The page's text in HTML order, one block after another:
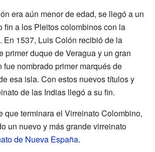
era aún menor de edad, se llegó a un
fin a los Pleitos colombinos con la
En 1537, Luis Colón recibió de la
primer duque de Veragua y un gran
fue nombrado primer marqués de
esa isla. Con estos nuevos títulos y
de las Indias llegó a su fin.
que terminara el Virreinato Colombino,
un nuevo y más grande virreinato
de Nueva España.